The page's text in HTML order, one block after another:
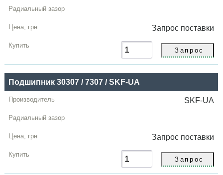
Запрос поставки
Подшипник 30307 / 7307 / SKF-UA
SKF-UA
Запрос поставки